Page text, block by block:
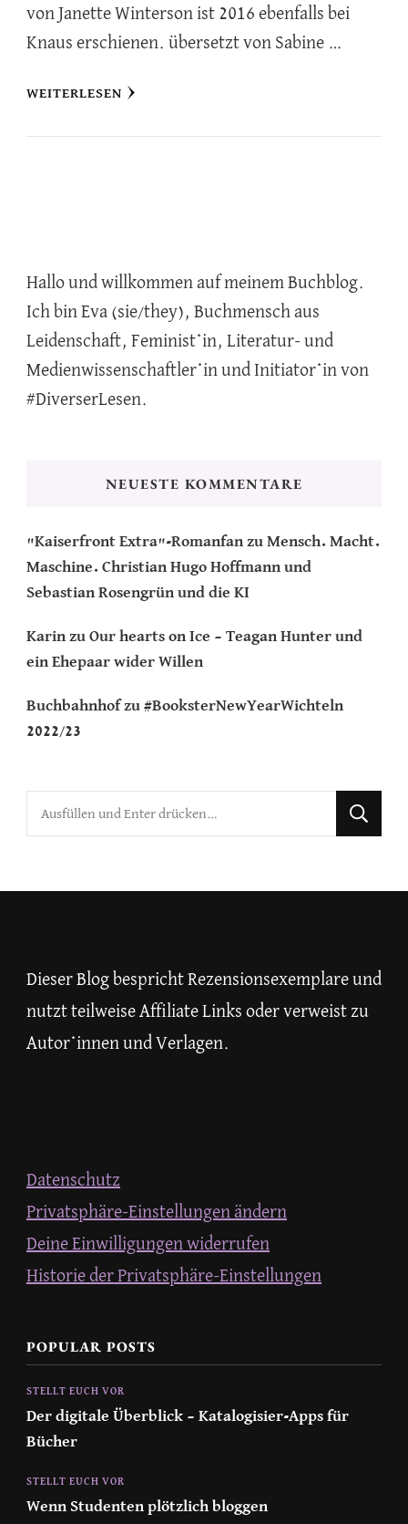
von Janette Winterson ist 2016 ebenfalls bei
Knaus erschienen. übersetzt von Sabine …
WEITERLESEN
Hallo und willkommen auf meinem Buchblog.
Ich bin Eva (sie/they), Buchmensch aus
Leidenschaft, Feminist*in, Literatur- und
Medienwissenschaftler*in und Initiator*in von
#DiverserLesen.
NEUESTE KOMMENTARE
"Kaiserfront Extra"-Romanfan zu Mensch. Macht.
Maschine. Christian Hugo Hoffmann und
Sebastian Rosengrün und die KI
Karin zu Our hearts on Ice – Teagan Hunter und
ein Ehepaar wider Willen
Buchbahnhofzu #BooksterNewYearWichteln
2022/23
Suchst
du
Dieser Blog bespricht Rezensionsexemplare und
nutzt teilweise Affiliate Links oder verweist zu
Autor*innen und Verlagen.
Datenschutz
Privatsphäre-Einstellungen ändern
Deine Einwilligungen widerrufen
Historie der Privatsphäre-Einstellungen
POPULAR POSTS
STELLT EUCH VOR
Der digitale Überblick – Katalogisier-Apps für
Bücher
STELLT EUCH VOR
Wenn Studenten plötzlich bloggen